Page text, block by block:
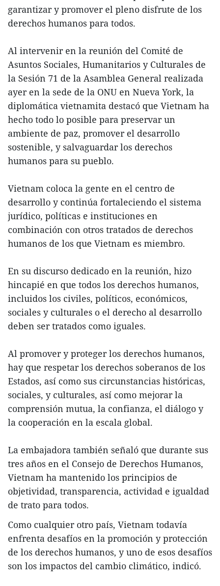
garantizar y promover el pleno disfrute de los
derechos humanos para todos.
Al intervenir en la reunión del Comité de
Asuntos Sociales, Humanitarios y Culturales de
la Sesión 71 de la Asamblea General realizada
ayer en la sede de la ONU en Nueva York, la
diplomática vietnamita destacó que Vietnam ha
hecho todo lo posible para preservar un
ambiente de paz, promover el desarrollo
sostenible, y salvaguardar los derechos
humanos para su pueblo.
Vietnam coloca la gente en el centro de
desarrollo y continúa fortaleciendo el sistema
jurídico, políticas e instituciones en
combinación con otros tratados de derechos
humanos de los que Vietnam es miembro.
En su discurso dedicado en la reunión, hizo
hincapié en que todos los derechos humanos,
incluidos los civiles, políticos, económicos,
sociales y culturales o el derecho al desarrollo
deben ser tratados como iguales.
Al promover y proteger los derechos humanos,
hay que respetar los derechos soberanos de los
Estados, así como sus circunstancias históricas,
sociales, y culturales, así como mejorar la
comprensión mutua, la confianza, el diálogo y
la cooperación en la escala global.
La embajadora también señaló que durante sus
tres años en el Consejo de Derechos Humanos,
Vietnam ha mantenido los principios de
objetividad, transparencia, actividad e igualdad
de trato para todos.
Como cualquier otro país, Vietnam todavía
enfrenta desafíos en la promoción y protección
de los derechos humanos, y uno de esos desafíos
son los impactos del cambio climático, indicó.